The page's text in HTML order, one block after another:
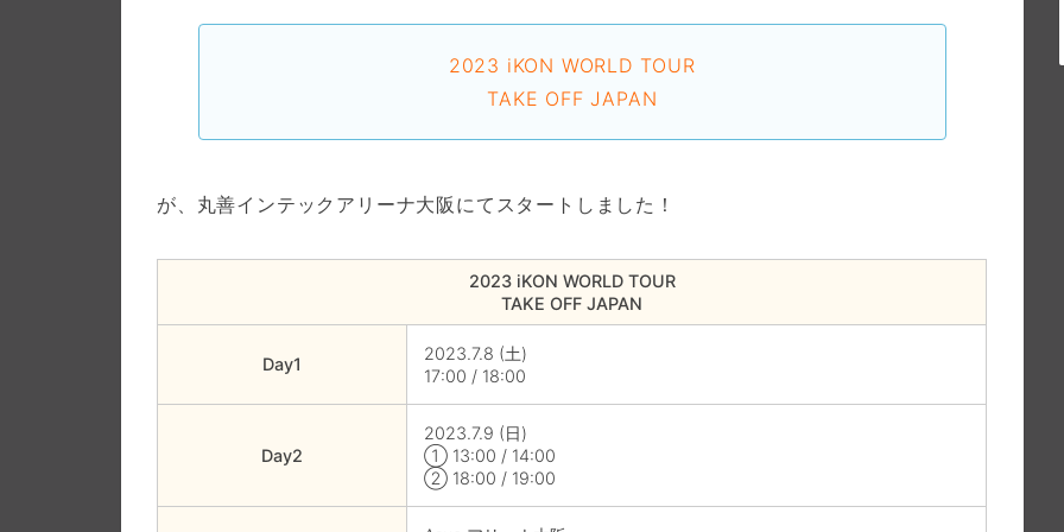
2023 iKON WORLD TOUR
TAKE OFF JAPAN
が、丸善インテックアリーナ大阪にてスタートしました！
2023 iKON WORLD TOUR
TAKE OFF JAPAN
Day1
2023.7.8 (土)
17:00 / 18:00
Day2
2023.7.9 (日)
① 13:00 / 14:00
② 18:00 / 19:00